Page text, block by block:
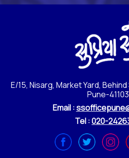
E/15, Nisarg, Market Yard,
Pune-
Email :
Tel :020-